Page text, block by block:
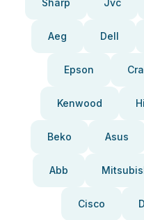
Sharp Jvc
Aeg Dell
Epson
Kenwood
Beko Asus
Abb
Cisco